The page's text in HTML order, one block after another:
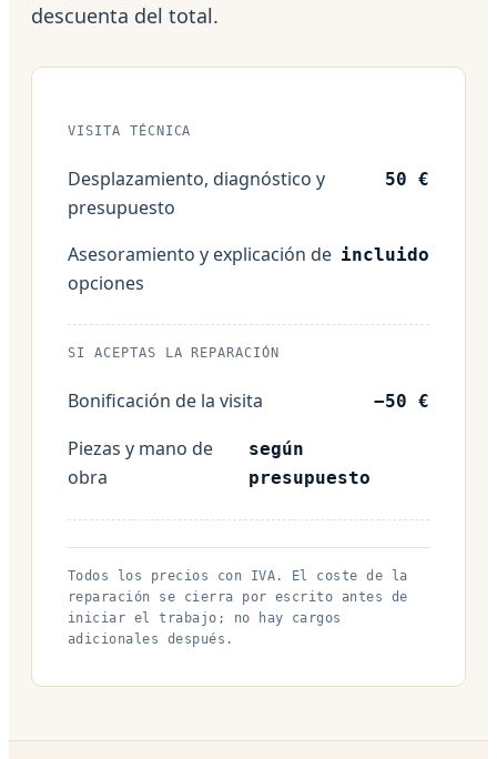
descuenta del total.
VISITA TÉCNICA
Desplazamiento, diagnóstico y
presupuesto
50 €
Asesoramiento y explicación de
opciones
incluido
SI ACEPTAS LA REPARACIÓN
Bonificación de la visita −50 €
Piezas y mano de
obra
según
presupuesto
Todos los precios con IVA. El coste de la
reparación se cierra por escrito antes de
iniciar el trabajo; no hay cargos
adicionales después.